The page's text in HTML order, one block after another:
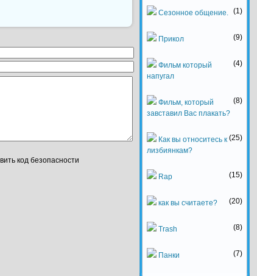
Сезонное общение. (1)
Прикол (9)
Фильм который
напугал
(4)
Фильм, который
завставил Вас плакать?
(8)
Как вы относитесь к
лизбиянкам?
(25)
Rap (15)
как вы считаете? (20)
Trash (8)
Панки (7)